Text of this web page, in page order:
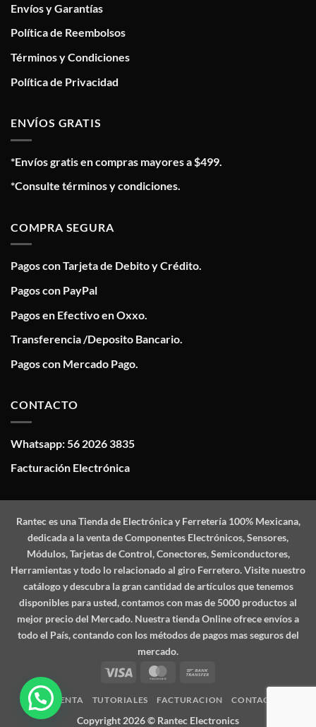
Envíos y Garantías
Política de Reembolsos
Términos y Condiciones
Política de Privacidad
ENVÍOS GRATIS
*Envíos gratis en compras mayores a $499.
*Consulte términos y condiciones.
COMPRA SEGURA
Pagos con Tarjeta de Debito y Crédito.
Pagos con PayPal
Pagos en Efectivo en Oxxo.
Transferencia /Deposito Bancario.
Pagos con Mercado Pago.
CONTACTO
Whatsapp: 56 2026 3835
Facturación Electrónica
Ranteces una Tienda de Electrónica y Ferretería 100% Mexicana,
dedicada a la venta de Componentes Electrónicos, Sensores,
Módulos, Tarjetas de Control, Conectores, Semiconductores,
Herramientas y todo lo relacionado al giro Ferretero. Visite nuestro
catálogo y descubra la gran cantidad de artículos que tenemos
disponibles para usted, contamos con mas de 5000 productos al
mejor precio del Mercado. Nuestra tienda Online ofrece envíos a
todo el País, contando con los métodos de pagos mas seguros del
mercado.
Visa
MasterCard
MI CUENTA TUTORIALES FACTURACION CONTACTO
Copyright 2026 © Rantec Electronics